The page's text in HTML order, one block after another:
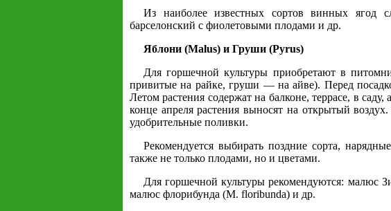
Из наиболее известных сортов винных ягод
барселонский с фиолетовыми плодами и др.
Яблони (Malus) и Груши (Pyrus)
Для горшечной культуры приобретают в
привитые на райке, груши — на айве). Перед
Летом растения содержат на балконе, террасе, в
конце апреля растения выносят на открытый
удобрительные поливки.
Рекомендуется выбирать поздние сорта,
также не только плодами, но и цветами.
Для горшечной культуры рекомендуются: малюс
малюс флорибунда (М. floribunda) и др.